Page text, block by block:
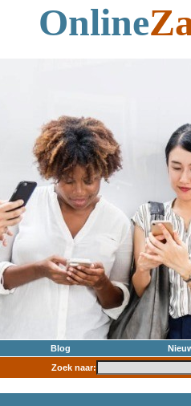
Online
Blog
Zoek naar: